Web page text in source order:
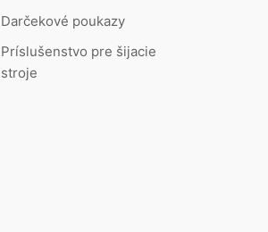
Darčekové poukazy
Príslušenstvo pre šijacie
stroje